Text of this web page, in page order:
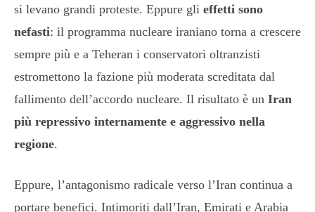
si levano grandi proteste. Eppure gli effetti sono
nefasti: il programma nucleare iraniano torna a crescere
sempre più e a Teheran i conservatori oltranzisti
estromettono la fazione più moderata screditata dal
fallimento dell’accordo nucleare. Il risultato è un Iran
più repressivo internamente e aggressivo nella
regione.
Eppure, l’antagonismo radicale verso l’Iran continua a
portare benefici. Intimoriti dall’Iran, Emirati e Arabia